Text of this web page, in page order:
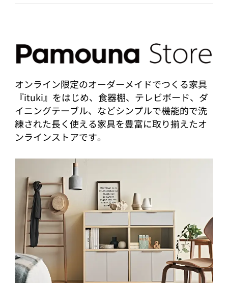
オンライン限定のオーダーメイドでつくる家具
『ituki』をはじめ、食器棚、テレビボード、ダ
イニングテーブル、などシンプルで機能的で洗
練された長く使える家具を豊富に取り揃えたオ
ンラインストアです。